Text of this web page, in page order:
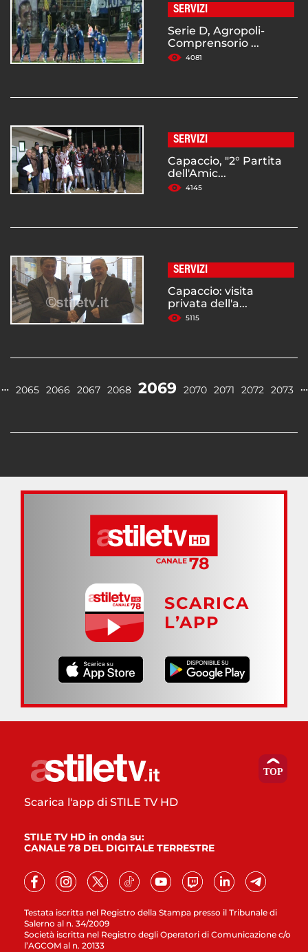
SERVIZI
Serie D, Agropoli-
Comprensorio ...
4081
SERVIZI
Capaccio, "2° Partita
dell'Amic...
4145
SERVIZI
Capaccio: visita
privata dell'a...
5115
… 2065 2066 2067 2068 2069 2070 2071 2072 2073 …
SCARICA
L’APP
Testata iscritta nel Registro della Stampa presso il Tribunale di
Salerno al n. 34/2009
Società iscritta nel Registro degli Operatori di Comunicazione c/o
l’AGCOM al n. 20133
Scarica l'app di STILE TV HD
STILE TV HD in onda su:
CANALE 78 DEL DIGITALE TERRESTRE